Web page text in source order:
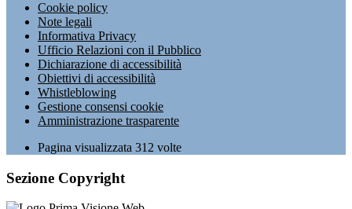
Cookie policy
Note legali
Informativa Privacy
Ufficio Relazioni con il Pubblico
Dichiarazione di accessibilità
Obiettivi di accessibilità
Whistleblowing
Gestione consensi cookie
Amministrazione trasparente
Pagina visualizzata 312 volte
Sezione Copyright